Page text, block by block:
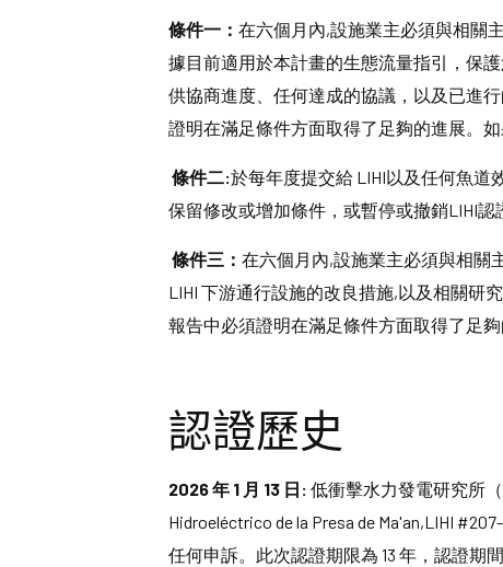
條件一： 在六個月內,設施業主必須與相關
據目前適用於本計畫的生態流量指引，保
供協商進度、任何達成的協議，以及已進
證明在滿足條件方面取得了足夠的進展。
條件二:於每年度提交給 LIHI以及任何魚道
保留修改或增加條件，或暫停或撤銷LIHI認
條件三： 在六個月內,設施業主必須與相關
LIHI 下游通行設施的改良措施,以及相關研
報告中必須證明在滿足條件方面取得了足
認證歷史
2026年 1 月 13 日: 低衝擊水力發電研究所
Hidroeléctrico de la Presa de Ma'an,LIHI
任何申訴。此次認證期限為 13 年，認證期間